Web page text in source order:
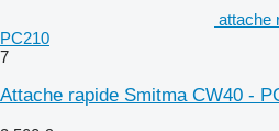
attache
PC210
7
Attache rapide Smitma CW40 -